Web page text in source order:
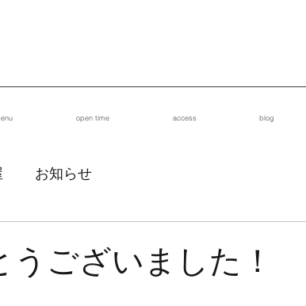
open time access blog
お知らせ
ございました！